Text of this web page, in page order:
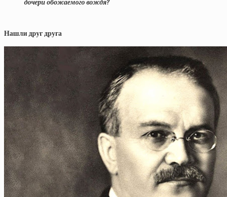
дочери обожаемого вождя?
Нашли друг друга